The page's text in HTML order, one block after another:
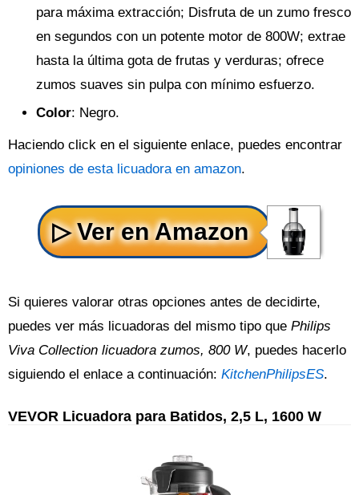
para máxima extracción; Disfruta de un zumo fresco
en segundos con un potente motor de 800W; extrae
hasta la última gota de frutas y verduras; ofrece
zumos suaves sin pulpa con mínimo esfuerzo.
Color: Negro.
Haciendo click en el siguiente enlace, puedes encontrar
opiniones de esta licuadora en amazon.
Si quieres valorar otras opciones antes de decidirte,
puedes ver más licuadoras del mismo tipo que Philips
Viva Collection licuadora zumos, 800 W, puedes hacerlo
siguiendo el enlace a continuación: KitchenPhilipsES.
VEVOR Licuadora para Batidos, 2,5 L, 1600 W